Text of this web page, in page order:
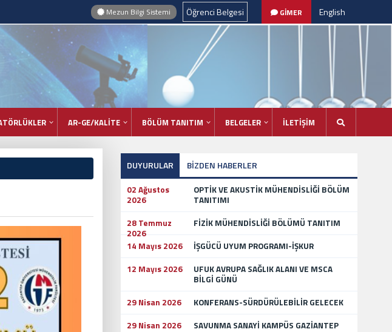
Öğrenci Belgesi
Mezun Bilgi Sistemi GİMER English
AR-GE/KALİTE BÖLÜM TANITIM BELGELER İLETİŞİM
DUYURULAR BİZDEN HABERLER
02 Ağustos
2026
OPTİK VE AKUSTİK MÜHENDİSLİĞİ BÖLÜM
TANITIMI
28 Temmuz
2026
FİZİK MÜHENDİSLİĞİ BÖLÜMÜ TANITIM
14 Mayıs 2026
İŞGÜCÜ UYUM PROGRAMI-İŞKUR
12 Mayıs 2026
UFUK AVRUPA SAĞLIK ALANI VE MSCA
BİLGİ GÜNÜ
29 Nisan 2026
KONFERANS-SÜRDÜRÜLEBİLİR GELECEK
29 Nisan 2026
SAVUNMA SANAYİ KAMPÜS GAZİANTEP